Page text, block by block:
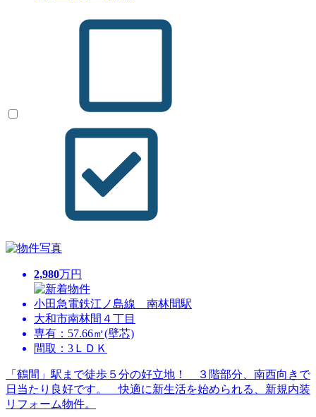
2,980万円
小田急電鉄江ノ島線 南林間駅
大和市南林間４丁目
専有：57.66㎡(壁芯)
間取：3ＬＤＫ
「鶴間」駅まで徒歩５分の好立地！ ３階部分、南西向きで
日当たり良好です。 快適に新生活を始められる、新規内装
リフォーム物件。